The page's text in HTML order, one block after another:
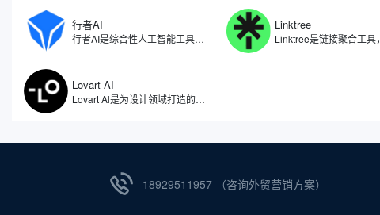
行者AI
行者AI是综合性人工智能工具，专注于人工智能在游戏、文娱等领域的研究和应用场景拓展。利用自研算法开发了一系列AI产品与解决方案，包括了AI智能体、AI安全、AI美术、AI音乐等多项产品，行者AI能够让游戏行业乃至内容创作的从业者能够尽量节省生产的时间，把更多精力放在创意本身。
Linktree
Lovart AI
Lovart Al是为设计领域打造的人工智能体，被誉为全球首个设计智能体。因此不仅仅是一个图像生成工具，更像是一位全天候的智能设计助手，能够理解用户需求，自动拆解设计任务，从创意构思到成品输出，实现全流程自动化。无论是设计师、品牌主还是内容创作者，都能通过自然语言与Lovart AI对话，获得视觉效果设计。
18929511957 （咨询外贸营销方案）